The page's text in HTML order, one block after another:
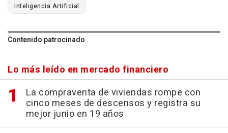
Inteligencia Artificial
Contenido patrocinado
Lo más leído en mercado financiero
La compraventa de viviendas rompe con
cinco meses de descensos y registra su
mejor junio en 19 años